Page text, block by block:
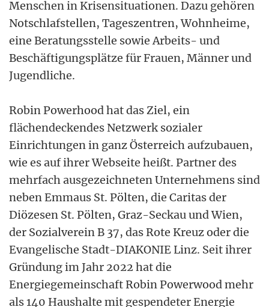
Menschen in Krisensituationen. Dazu gehören
Notschlafstellen, Tageszentren, Wohnheime,
eine Beratungsstelle sowie Arbeits- und
Beschäftigungsplätze für Frauen, Männer und
Jugendliche.
Robin Powerhood hat das Ziel, ein
flächendeckendes Netzwerk sozialer
Einrichtungen in ganz Österreich aufzubauen,
wie es auf ihrer Webseite heißt. Partner des
mehrfach ausgezeichneten Unternehmens sind
neben Emmaus St. Pölten, die Caritas der
Diözesen St. Pölten, Graz-Seckau und Wien,
der Sozialverein B 37, das Rote Kreuz oder die
Evangelische Stadt-DIAKONIE Linz. Seit ihrer
Gründung im Jahr 2022 hat die
Energiegemeinschaft Robin Powerwood mehr
als 140 Haushalte mit gespendeter Energie